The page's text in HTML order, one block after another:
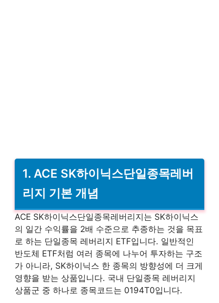
1. ACE SK하이닉스단일종목레버
리지 기본 개념
ACE SK하이닉스단일종목레버리지는 SK하이닉스
의 일간 수익률을 2배 수준으로 추종하는 것을 목표
로 하는 단일종목 레버리지 ETF입니다. 일반적인
반도체 ETF처럼 여러 종목에 나누어 투자하는 구조
가 아니라, SK하이닉스 한 종목의 방향성에 더 크게
영향을 받는 상품입니다. 국내 단일종목 레버리지
상품군 중 하나로 종목코드는 0194T0입니다.